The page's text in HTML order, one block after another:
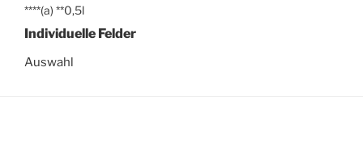
****(a) **0,5l
Individuelle Felder
Auswahl